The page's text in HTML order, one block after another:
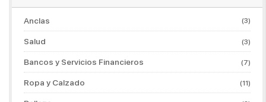
Anclas (3)
Salud (3)
Bancos y Servicios Financieros (7)
Ropa y Calzado (11)